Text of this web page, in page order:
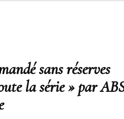
sans réserves
la série » par